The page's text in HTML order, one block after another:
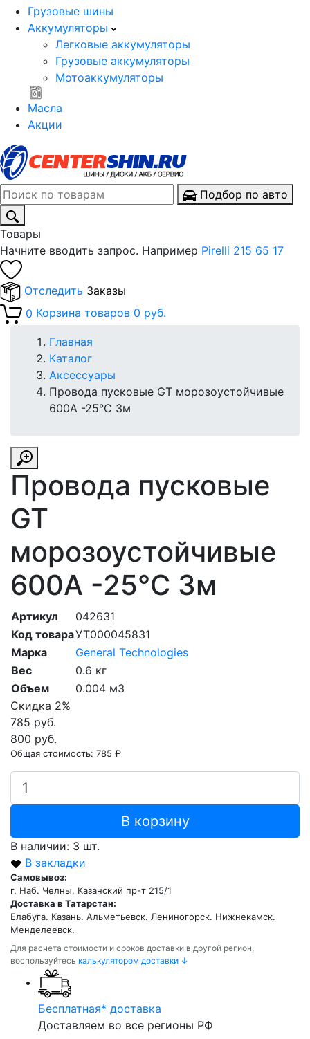
Грузовые шины
Аккумуляторы
Легковые аккумуляторы
Грузовые аккумуляторы
Мотоаккумуляторы
Масла
Акции
Подбор по авто
Товары
Начните вводить запрос. Например Pirelli 215 65 17
Отследить Заказы
0 Корзина товаров 0 руб.
Главная
Каталог
Аксессуары
Провода пусковые GT морозоустойчивые
600A -25°С 3м
Провода пусковые
GT
морозоустойчивые
600A -25°С 3м
Артикул
042631
Код товараУТ000045831
Марка
General Technologies
Вес
0.6 кг
Объем
0.004 м3
Скидка 2%
785 руб.
800 руб.
Общая стоимость: 785 ₽
В корзину
В наличии: 3 шт.
В закладки
Самовывоз:
г. Наб. Челны, Казанский пр-т 215/1
Доставка в Татарстан:
Елабуга. Казань. Альметьевск. Лениногорск. Нижнекамск.
Менделеевск.
Для расчета стоимости и сроков доставки в другой регион,
воспользуйтесь калькулятором доставки ↓
Бесплатная* доставка
Доставляем во все регионы РФ